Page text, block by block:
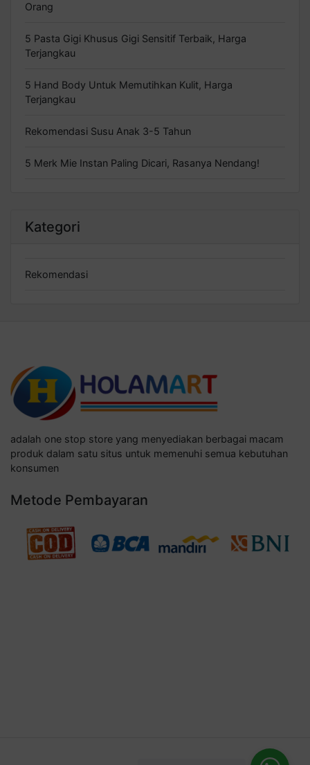
Orang
5 Pasta Gigi Khusus Gigi Sensitif Terbaik, Harga
Terjangkau
5 Hand Body Untuk Memutihkan Kulit, Harga
Terjangkau
Rekomendasi Susu Anak 3-5 Tahun
5 Merk Mie Instan Paling Dicari, Rasanya Nendang!
Kategori
Rekomendasi
adalah one stop store yang menyediakan berbagai macam
produk dalam satu situs untuk memenuhi semua kebutuhan
konsumen
Metode Pembayaran